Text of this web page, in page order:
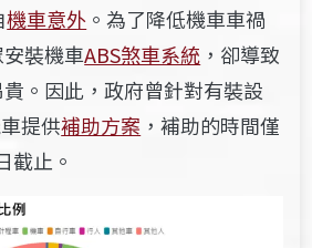
機車意外 。為了降低機車車禍
裝機車ABS煞車系統 ，卻導致
。因此，政府曾針對有裝設
提供補助方案 ，補助的時間僅
截止。